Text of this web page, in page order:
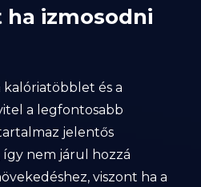
izmosodni
kalóriatöbblet és a
a legfontosabb
jelentős
nem járul hozzá
viszont ha a